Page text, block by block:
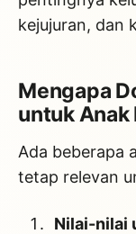
kejujuran, dan
Mengapa
untuk Anak
Ada beberapa
tetap relevan
Nilai-nilai